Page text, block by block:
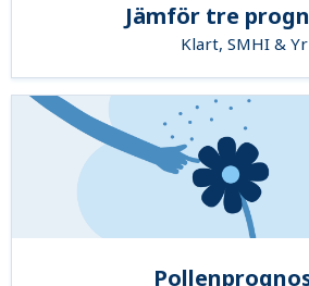
Jämför tre
Klart, SMHI & Yr